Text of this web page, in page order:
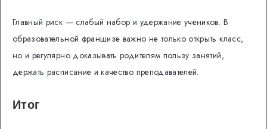
Главный риск — слабый набор и удержание учеников. В
образовательной франшизе важно не только открыть класс,
но и регулярно доказывать родителям пользу занятий,
держать расписание и качество преподавателей.
Итог